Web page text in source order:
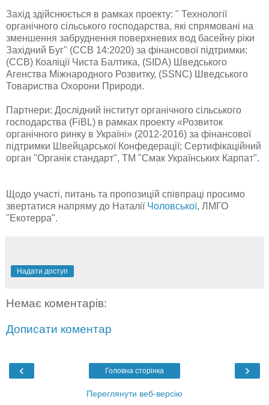
Захід здійснюється в рамках проекту: " Технології
органічного сільського господарства, які спрямовані на
зменшення забруднення поверхневих вод басейну ріки
Західний Буг" (CCB 14:2020) за фінансової підтримки:
(ССВ) Коаліції Чиста Балтика, (SIDA) Шведського
Агенства Міжнародного Розвитку, (SSNC) Шведського
Товариства Охорони Природи.
Партнери: Дослідний інститут органічного сільського
господарства (FiBL) в рамках проекту «Розвиток
органічного ринку в Україні» (2012-2016) за фінансової
підтримки Швейцарської Конфедерації; Сертифікаційний
орган "Органік стандарт", ТМ "Смак Українських Карпат".
Щодо участі, питань та пропозицій співпраці просимо
звертатися напряму до Наталії Чоловської, ЛМГО
"Екотерра".
Надати доступ
Немає коментарів:
Дописати коментар
‹ ›
Головна сторінка
Переглянути веб-версію